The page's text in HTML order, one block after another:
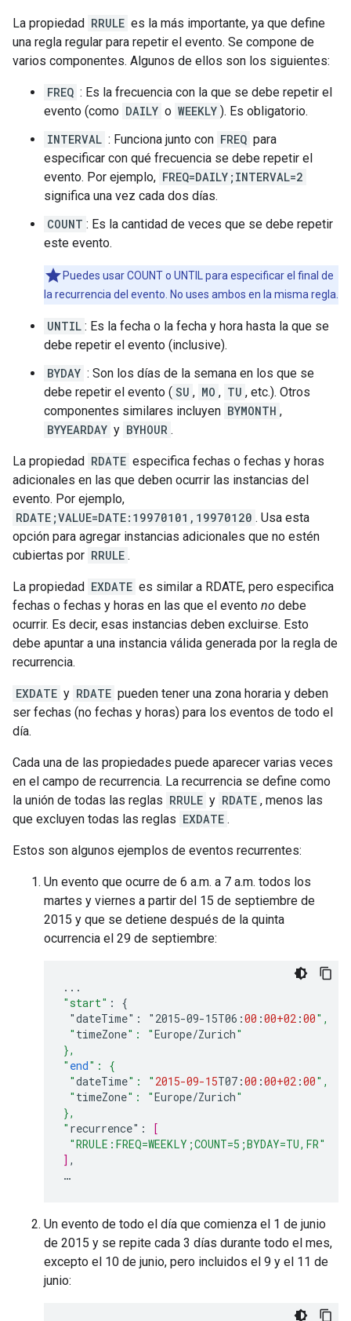
La propiedad RRULE es la más importante, ya que define
una regla regular para repetir el evento. Se compone de
varios componentes. Algunos de ellos son los siguientes:
FREQ : Es la frecuencia con la que se debe repetir el
evento (como DAILY o WEEKLY ). Es obligatorio.
INTERVAL : Funciona junto con FREQ para
especificar con qué frecuencia se debe repetir el
evento. Por ejemplo, FREQ=DAILY;INTERVAL=2
significa una vez cada dos días.
COUNT : Es la cantidad de veces que se debe repetir
este evento.
Puedes usar COUNT o UNTIL para especificar el final de
la recurrencia del evento. No uses ambos en la misma regla.
UNTIL : Es la fecha o la fecha y hora hasta la que se
debe repetir el evento (inclusive).
BYDAY : Son los días de la semana en los que se
debe repetir el evento ( SU , MO , TU , etc.). Otros
componentes similares incluyen BYMONTH ,
BYYEARDAY y BYHOUR .
La propiedad RDATE especifica fechas o fechas y horas
adicionales en las que deben ocurrir las instancias del
evento. Por ejemplo,
RDATE;VALUE=DATE:19970101,19970120 . Usa esta
opción para agregar instancias adicionales que no estén
cubiertas por RRULE .
La propiedad EXDATE es similar a RDATE, pero especifica
fechas o fechas y horas en las que el evento no debe
ocurrir. Es decir, esas instancias deben excluirse. Esto
debe apuntar a una instancia válida generada por la regla de
recurrencia.
EXDATE y RDATE pueden tener una zona horaria y deben
ser fechas (no fechas y horas) para los eventos de todo el
día.
Cada una de las propiedades puede aparecer varias veces
en el campo de recurrencia. La recurrencia se define como
la unión de todas las reglas RRULE y RDATE , menos las
que excluyen todas las reglas EXDATE .
Estos son algunos ejemplos de eventos recurrentes:
Un evento que ocurre de 6 a.m. a 7 a.m. todos los
martes y viernes a partir del 15 de septiembre de
2015 y que se detiene después de la quinta
ocurrencia el 29 de septiembre:
...
"start" :
{
"dateTime":
"2015-09-15T06 :00 :00+02 :00",
" timeZone": "Europe/Zurich"
},
" end": {
"dateTime": " 2015-09-15T07 :00 :00+02 :00",
" timeZone": "Europe/Zurich"
},
" recurrence" :
[
"RRULE:FREQ=WEEKLY;COUNT=5;BYDAY=TU,FR"
] ,
…
Un evento de todo el día que comienza el 1 de junio
de 2015 y se repite cada 3 días durante todo el mes,
excepto el 10 de junio, pero incluidos el 9 y el 11 de
junio: